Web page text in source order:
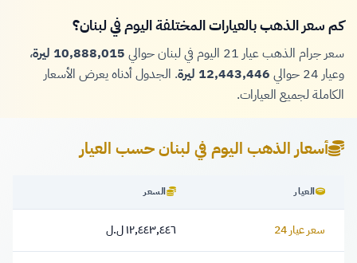
كم سعر الذهب بالعيارات المختلفة اليوم في لبنان؟
سعر جرام الذهب عيار 21 اليوم في لبنان حوالي 10,888,015 ليرة
،
وعيار 24 حوالي
12,443,446 ليرة
. الجدول أدناه يعرض الأسعار
الكاملة لجميع العيارات.
أسعار الذهب اليوم في لبنان حسب العيار
العيار السعر
سعر عيار 24 ١٢,٤٤٣,٤٤٦ ليرة
١٢,٤٤٣,٤٤٦ ل.ل